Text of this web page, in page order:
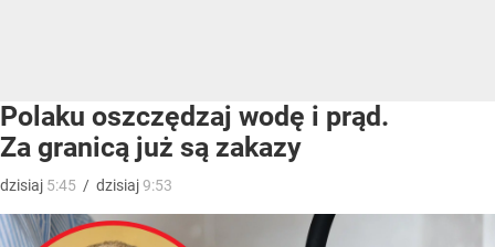
Polaku oszczędzaj wodę i prąd.
Za granicą już są zakazy
dzisiaj 5:45 / dzisiaj9:53